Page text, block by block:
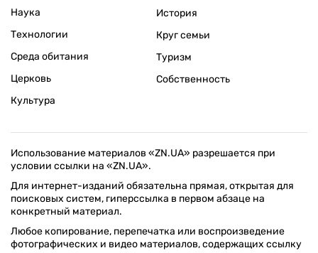
Наука
Технологии
Среда обитания
Церковь
Культура
История
Круг семьи
Туризм
Собственность
Использование материалов «ZN.UA» разрешается при
условии ссылки на «ZN.UA».
Для интернет-изданий обязательна прямая, открытая для
поисковых систем, гиперссылка в первом абзаце на
конкретный материал.
Любое копирование, перепечатка или воспроизведение
фотографических и видео материалов, содержащих ссылку